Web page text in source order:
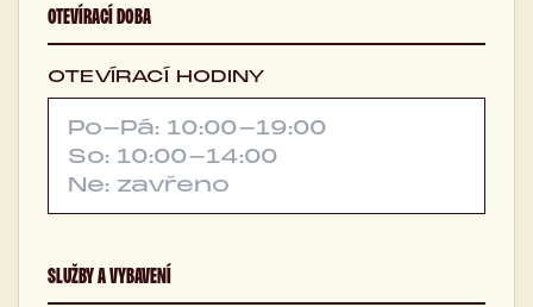
OTEVÍRACÍ DOBA
OTEVÍRACÍ HODINY
SLUŽBY A VYBAVENÍ